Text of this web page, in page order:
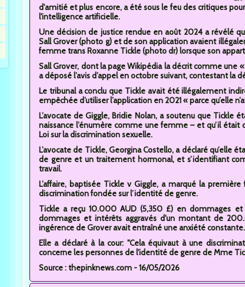
d'amitié et plus encore, a été sous le feu des critiques
l'intelligence artificielle.
Une décision de justice rendue en août 2024 a révélé
Sall Grover (photo g) et de son application avaient
femme trans Roxanne Tickle (photo dr) lorsque son
Sall Grover, dont la page Wikipédia la décrit comme
a déposé l’avis d’appel en octobre suivant, contestant la
Le tribunal a conclu que Tickle avait été illégalement
empêchée d’utiliser l’application en 2021 « parce qu’elle
L’avocate de Giggle, Bridie Nolan, a soutenu que
naissance l’énumère comme une femme – et qu’il était
Loi sur la discrimination sexuelle.
L’avocate de Tickle, Georgina Costello, a déclaré qu’elle
de genre et un traitement hormonal, et s’identifiant
travail.
L’affaire, baptisée Tickle v Giggle, a marqué la
discrimination fondée sur l’identité de genre.
Tickle a reçu 10.000 AUD (5,350 £) en dommages
dommages et intérêts aggravés d'un montant de
ingérence de Grover avait entraîné une anxiété
Elle a déclaré à la cour: "Cela équivaut à une
concerne les personnes de l'identité de genre de Mme
Source : thepinknews.com - 16/05/2026